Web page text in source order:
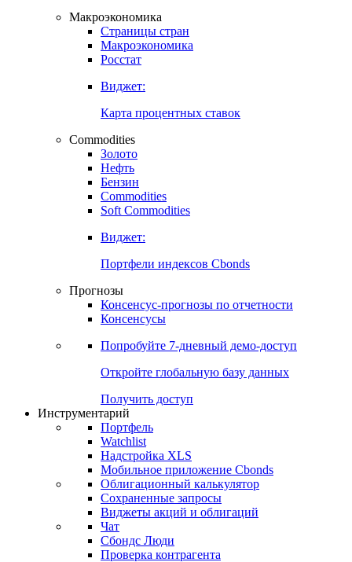
Макроэкономика
Страницы стран
Макроэкономика
Росстат
Виджет:
Карта процентных ставок
Commodities
Золото
Нефть
Бензин
Commodities
Soft Commodities
Виджет:
Портфели индексов Cbonds
Прогнозы
Консенсус-прогнозы по отчетности
Консенсусы
Попробуйте 7-дневный демо-доступ
Откройте глобальную базу данных
Получить доступ
Инструментарий
Портфель
Watchlist
Надстройка XLS
Мобильное приложение Cbonds
Облигационный калькулятор
Сохраненные запросы
Виджеты акций и облигаций
Чат
Сбондс Люди
Проверка контрагента